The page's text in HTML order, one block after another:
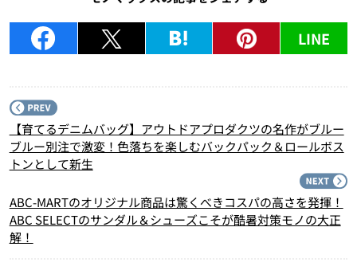
LINE
【育てるデニムバッグ】アウトドアプロダクツの名作がブルー
ブルー別注で激変！色落ちを楽しむバックパック＆ロールボス
トンとして新生
ABC-MARTのオリジナル商品は驚くべきコスパの高さを発揮！
ABC SELECTのサンダル＆シューズこそが酷暑対策モノの大正
解！